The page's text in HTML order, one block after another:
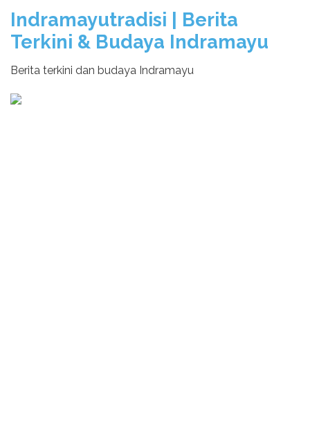
Indramayutradisi | Berita
Terkini & Budaya Indramayu
Berita terkini dan budaya Indramayu